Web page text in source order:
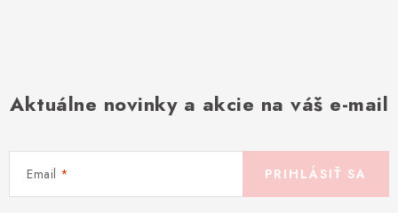
Aktuálne novinky a akcie na váš e-mail
Email PRIHLÁSIŤ SA